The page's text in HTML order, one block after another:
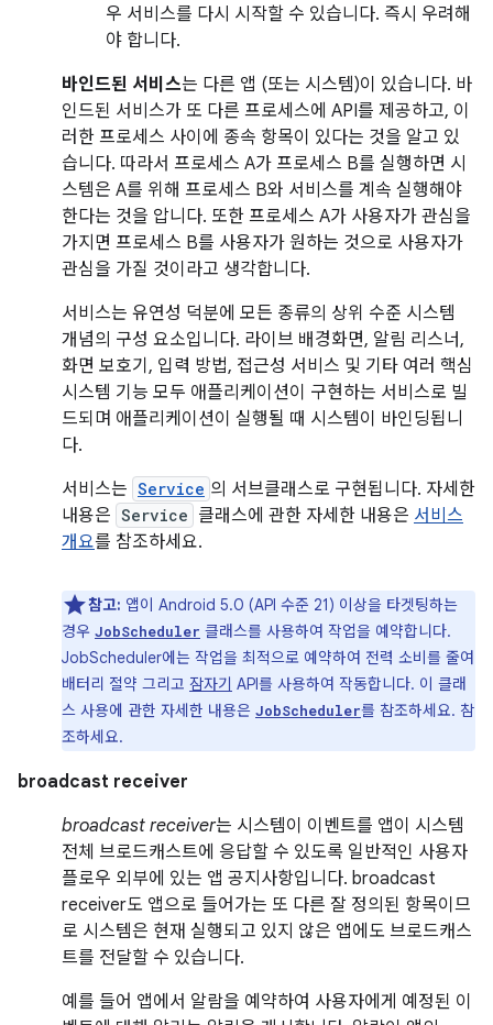
우 서비스를 다시 시작할 수 있습니다. 즉시 우려해
야 합니다.
바인드된 서비스는 다른 앱 (또는 시스템)이 있습니다. 바
인드된 서비스가 또 다른 프로세스에 API를 제공하고, 이
러한 프로세스 사이에 종속 항목이 있다는 것을 알고 있
습니다. 따라서 프로세스 A가 프로세스 B를 실행하면 시
스템은 A를 위해 프로세스 B와 서비스를 계속 실행해야
한다는 것을 압니다. 또한 프로세스 A가 사용자가 관심을
가지면 프로세스 B를 사용자가 원하는 것으로 사용자가
관심을 가질 것이라고 생각합니다.
서비스는 유연성 덕분에 모든 종류의 상위 수준 시스템
개념의 구성 요소입니다. 라이브 배경화면, 알림 리스너,
화면 보호기, 입력 방법, 접근성 서비스 및 기타 여러 핵심
시스템 기능 모두 애플리케이션이 구현하는 서비스로 빌
드되며 애플리케이션이 실행될 때 시스템이 바인딩됩니
다.
서비스는 Service 의 서브클래스로 구현됩니다. 자세한
내용은 Service 클래스에 관한 자세한 내용은 서비스
개요를 참조하세요.
참고: 앱이 Android 5.0 (API 수준 21) 이상을 타겟팅하는
경우 JobScheduler 클래스를 사용하여 작업을 예약합니다.
JobScheduler에는 작업을 최적으로 예약하여 전력 소비를 줄여
배터리 절약 그리고 잠자기 API를 사용하여 작동합니다. 이 클래
스 사용에 관한 자세한 내용은 JobScheduler를 참조하세요. 참
조하세요.
broadcast receiver
broadcast receiver는 시스템이 이벤트를 앱이 시스템
전체 브로드캐스트에 응답할 수 있도록 일반적인 사용자
플로우 외부에 있는 앱 공지사항입니다. broadcast
receiver도 앱으로 들어가는 또 다른 잘 정의된 항목이므
로 시스템은 현재 실행되고 있지 않은 앱에도 브로드캐스
트를 전달할 수 있습니다.
예를 들어 앱에서 알람을 예약하여 사용자에게 예정된 이